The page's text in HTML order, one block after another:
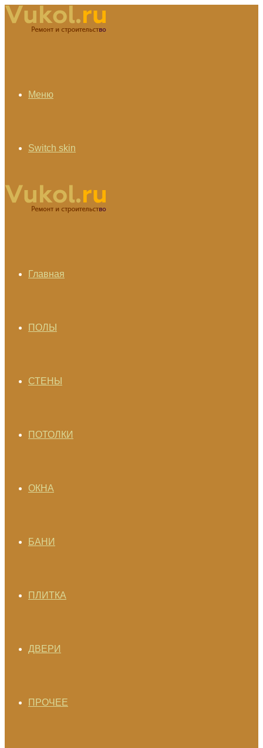
Меню
Switch skin
Главная
ПОЛЫ
СТЕНЫ
ПОТОЛКИ
ОКНА
БАНИ
ПЛИТКА
ДВЕРИ
ПРОЧЕЕ